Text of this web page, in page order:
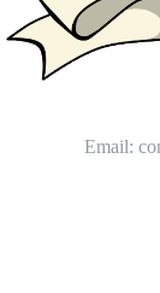
Email: